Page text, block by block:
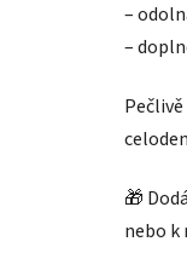
–
–
Pečlivě
🎁
nebo k